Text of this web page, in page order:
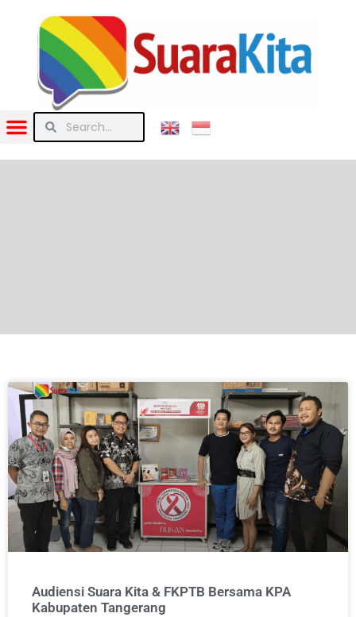
Audiensi Suara Kita & FKPTB Bersama KPA
Kabupaten Tangerang